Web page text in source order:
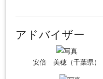
アドバイザー
安倍 美穂（千葉県）